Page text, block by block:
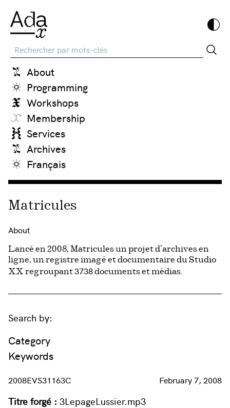
Recherche
About
Programming
Workshops
Membership
Services
Archives
Français
Matricules
About
Lancé en 2008, Matricules un projet d’archives en
ligne, un registre imagé et documentaire du Studio
XX regroupant3738documents et médias.
Search by:
Category
Keywords
2008EVS31163C February 7, 2008
Titre forgé : 3LepageLussier.mp3